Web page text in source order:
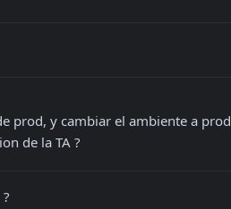
prod, y cambiar el ambiente a
de la TA ?